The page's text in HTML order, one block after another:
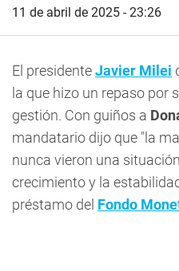
11 de abril de 2025 - 23:26
El presidenteJavier Milei
la que hizo un repaso por
gestión. Con guiños a
mandatario dijo que "la
nunca vieron una
crecimiento y la
préstamo del Fondo